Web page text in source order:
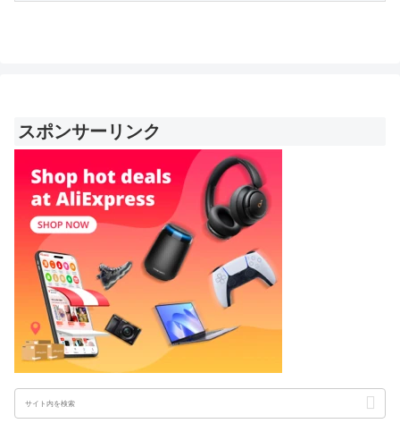
スポンサーリンク